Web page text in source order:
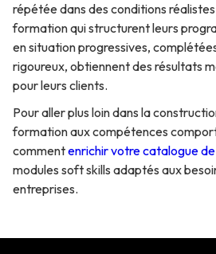
répétée dans des conditions
formation qui structurent leurs
en situation progressives,
rigoureux, obtiennent des résultats
pour leurs clients.
Pour aller plus loin dans la
formation aux compétences
commentenrichir votre catalogue
modules soft skills adaptés aux
entreprises.